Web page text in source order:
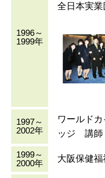
1996～
1999年
全日本実
1997～
2002年
ワールド
ッジ 講師
1999～
2000年
大阪保健